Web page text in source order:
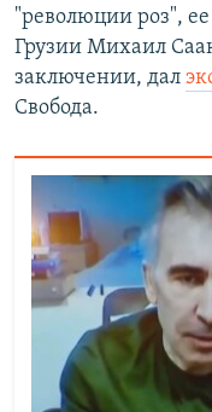
"революции роз",
Грузии Михаил
заключении, дал
Свобода.